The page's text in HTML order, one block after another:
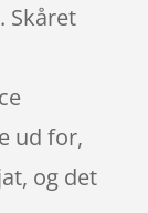
Skåret
ud for,
og det